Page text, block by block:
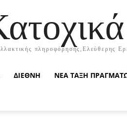
πληροφόρησης,Ελεύθερης
ΔΙΕΘΝΗ ΝΕΑ ΤΑΞΗ